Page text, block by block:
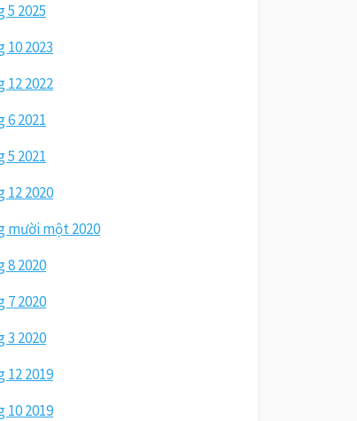
5 2025
10 2023
12 2022
6 2021
5 2021
12 2020
mười một 2020
8 2020
7 2020
3 2020
12 2019
10 2019